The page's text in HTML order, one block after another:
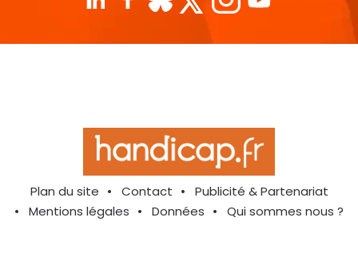
Plan du site Contact
Publicité & Partenariat
Mentions légales
Données Qui sommes nous ?